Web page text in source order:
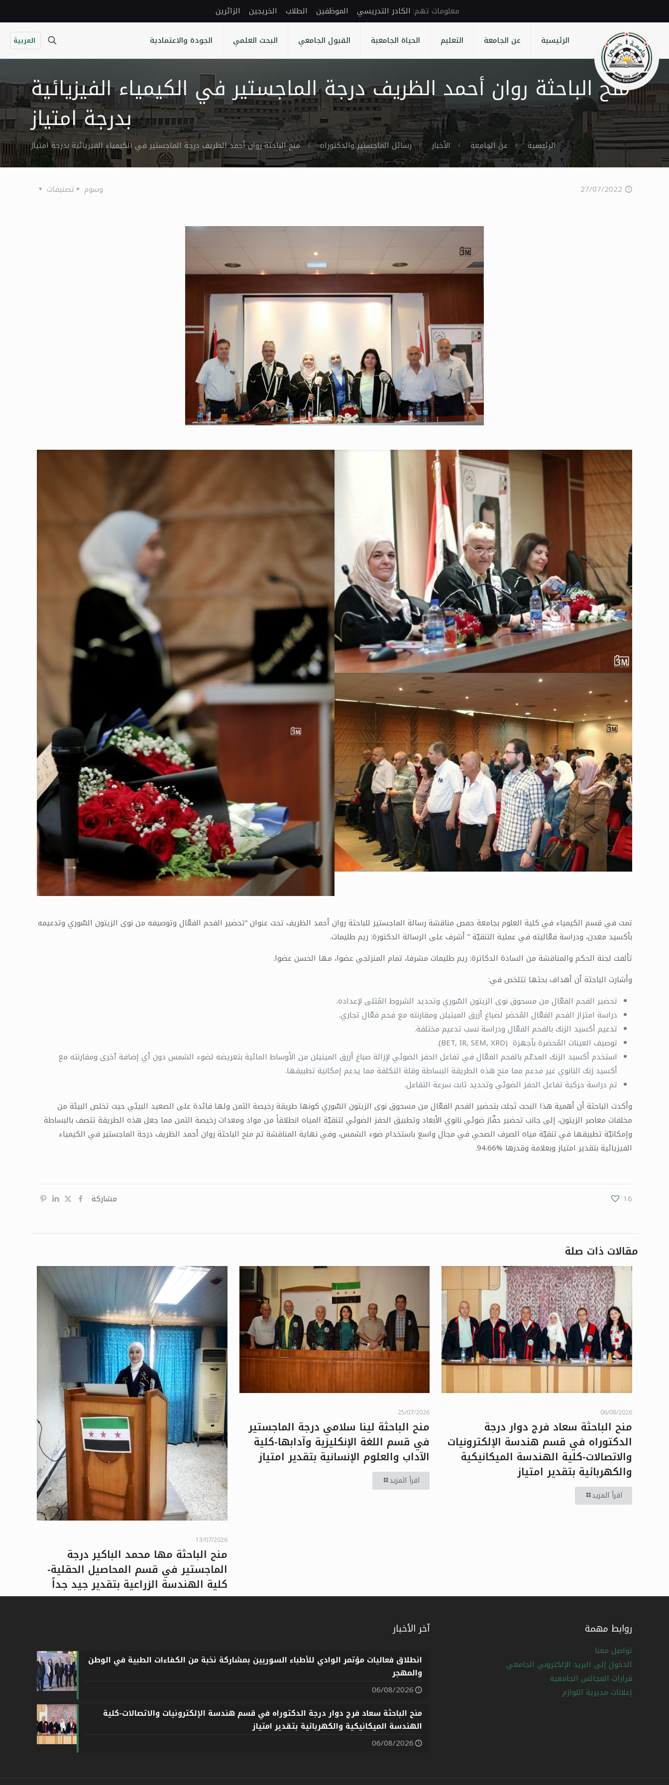
الكادر التدريسي الموظفين الطلاب الخريجين الزائرين
الرئيسية عن الجامعة التعليم الحياة الجامعية القبول الجامعي البحث العلمي الجودة والاعتمادية العربية
منح الباحثة روان أحمد الظريف درجة الماجستير في الكيمياء الفيزيائية
بدرجة امتياز
الرئيسية عن الجامعة الأخبار رسائل الماجستير والدكتوراه منح الباحثة روان أحمد الظريف درجة الماجستير في الكيمياء الفيزيائية بدرجة امتياز
27/07/2022 تصنيفات وسوم
تمت في قسم الكيمياء في كلية العلوم بجامعة حمص مناقشة رسالة الماجستير للباحثة روان أحمد الظريف تحت عنوان “تحضير الفحم الفعّال وتوصيفه من نوى الزيتون السّوري وتدعيمه
بأكسيد معدن، ودراسة فعّاليته في عملية التنقيّة ” أشرف على الرسالة الدكتورة: ريم طليمات.
تألفت لجنة الحكم والمناقشة من السادة الدكاترة: ريم طليمات مشرفا، تمام المنزلجي عضوا، مها الحسن عضوا.
وأشارت الباحثة أن أهداف بحثها تتلخص في:
تحضير الفحم الفعّال من مسحوق نوى الزيتون السّوري وتحديد الشروط المُثلى لإعداده.
دراسة امتزاز الفحم الفعّال المُحضر لصباغ أزرق الميتيلن ومقارنته مع فحم فعّال تجاري.
تدعيم أكسيد الزنك بالفحم الفعّال ودراسة نسب تدعيم مختلفة.
توصيف العينات المُحضرة بأجهزة (BET, IR, SEM, XRD).
استخدم أكسيد الزنك المدعّم بالفحم الفعّال في تفاعل الحفز الضوئي لإزالة صباغ أزرق الميتيلن من الأوساط المائية بتعريضه لضوء الشمس دون أي إضافة آخرى ومقارنته مع
أكسيد زنك النانوي غير مدعم مما منح هذه الطريقة البساطة وقلة التكلفة مما يدعم إمكانية تطبيقها.
تم دراسة حركية تفاعل الحفز الضوئي وتحديد ثابت سرعة التفاعل.
وأكدت الباحثة أن أهمية هذا البحث تَجلت بتحضير الفحم الفعّال من مسحوق نوى الزيتون السّوري كونها طريقة رخيصة الثمن ولها فائدة على الصعيد البيئي حيث تخلص البيئة من
مخلفات معاصر الزيتون، إلى جانب تحضير حفّاز ضوئي نانوي الأبعاد وتطبيق الحفز الضوئي لتنقيّة المياه انطلاقاً من مواد ومعدات رخيصة الثمن مما جعل هذه الطريقة تتصف بالبساطة
وإمكانيّة تطبيقها في تنقيّة مياه الصرف الصحي في مجال واسع باستخدام ضوء الشمس، وفي نهاية المناقشة تم منح الباحثة روان أحمد الظريف درجة الماجستير في الكيمياء
الفيزيائية بتقدير امتياز وبعلامة وقدرها %94.66.
مشاركة 16
مقالات ذات صلة
06/08/2026
منح الباحثة سعاد فرج دوار درجة
الدكتوراه في قسم هندسة الإلكترونيات
والاتصالات-كلية الهندسة الميكانيكية
والكهربائية بتقدير امتياز
اقرأ المزيد
25/07/2026
منح الباحثة لينا سلامي درجة الماجستير
في قسم اللغة الإنكليزية وآدابها-كلية
الآداب والعلوم الإنسانية بتقدير امتياز
اقرأ المزيد
13/07/2026
منح الباحثة مها محمد الباكير درجة
الماجستير في قسم المحاصيل الحقلية-
كلية الهندسة الزراعية بتقدير جيد جداً
روابط مهمة
تواصل معنا
الدخول إلى البريد الإلكتروني الجامعي
قرارات المجالس الجامعية
إعلانات مديرية اللوازم
آخر الأخبار
انطلاق فعاليات مؤتمر الوادي للأطباء السوريين بمشاركة نخبة من الكفاءات الطبية في الوطن
والمهجر
06/08/2026
منح الباحثة سعاد فرج دوار درجة الدكتوراه في قسم هندسة الإلكترونيات والاتصالات-كلية
الهندسة الميكانيكية والكهربائية بتقدير امتياز
06/08/2026